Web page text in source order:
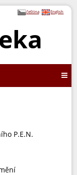
čeština English
P.E.N.